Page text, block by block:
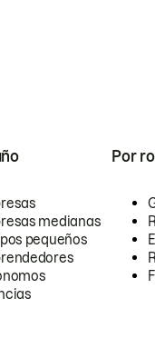
medianas
pequeños
Por rol